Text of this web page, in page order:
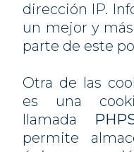
dirección IP.
un mejor y
parte de este
Otra de las
es una
llamada
permite